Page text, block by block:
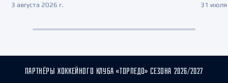
3 августа 2026 г. 31 июля
ПАРТНЁРЫ ХОККЕЙНОГО КЛУБА «ТОРПЕДО» СЕЗОНА 2026/2027